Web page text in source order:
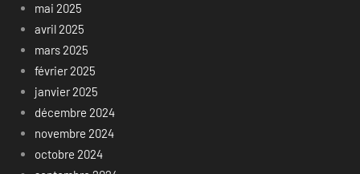
mai 2025
avril 2025
mars 2025
février 2025
janvier 2025
décembre 2024
novembre 2024
octobre 2024